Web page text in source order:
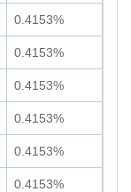
0.4153%
0.4153%
0.4153%
0.4153%
0.4153%
0.4153%